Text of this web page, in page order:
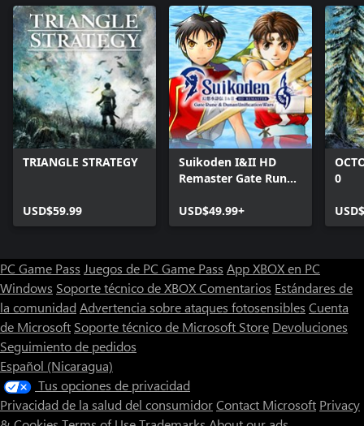
TRIANGLE STRATEGY
USD$59.99
Suikoden I&II HD
Remaster Gate Rune
Unification Wars
USD$49.99+
0
PC Game Pass Juegos de PC Game Pass App XBOX en PC
Windows Soporte técnico de XBOXComentarios Estándares de
la comunidad Advertencia sobre ataques fotosensibles Cuenta
de Microsoft Soporte técnico de Microsoft Store Devoluciones
Seguimiento de pedidos
Español (Nicaragua)
Tus opciones de privacidad
Privacidad de la salud del consumidorContact Microsoft Privacy